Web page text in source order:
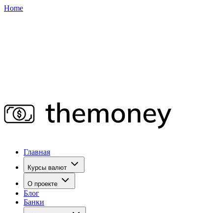
Home
Главная
Курсы валют
О проекте
Блог
Банки